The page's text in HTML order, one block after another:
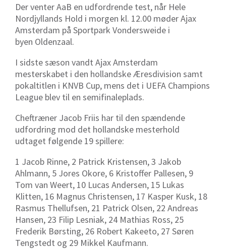
Der venter AaB en udfordrende test, når Hele
Nordjyllands Hold i morgen kl. 12.00 møder Ajax
Amsterdam på Sportpark Vondersweide i
byen Oldenzaal.
I sidste sæson vandt Ajax Amsterdam
mesterskabet i den hollandske Æresdivision samt
pokaltitlen i KNVB Cup, mens det i UEFA Champions
League blev til en semifinaleplads.
Cheftræner Jacob Friis har til den spændende
udfordring mod det hollandske mesterhold
udtaget følgende 19 spillere:
1 Jacob Rinne, 2 Patrick Kristensen, 3 Jakob
Ahlmann, 5 Jores Okore, 6 Kristoffer Pallesen, 9
Tom van Weert, 10 Lucas Andersen, 15 Lukas
Klitten, 16 Magnus Christensen, 17 Kasper Kusk, 18
Rasmus Thellufsen, 21 Patrick Olsen, 22 Andreas
Hansen, 23 Filip Lesniak, 24 Mathias Ross, 25
Frederik Børsting, 26 Robert Kakeeto, 27 Søren
Tengstedt og 29 Mikkel Kaufmann.